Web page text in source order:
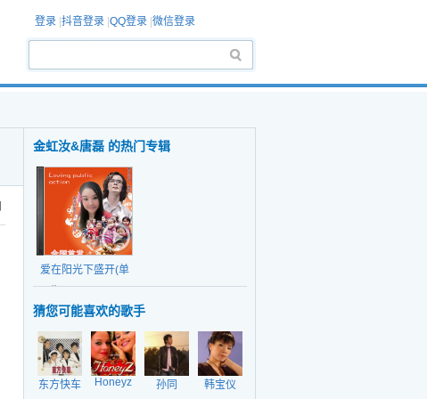
登录 抖音登录 QQ登录 微信登录
金虹汝&唐磊 的热门专辑
爱在阳光下盛开(单
猜您可能喜欢的歌手
东方快车 Honeyz 孙同 韩宝仪